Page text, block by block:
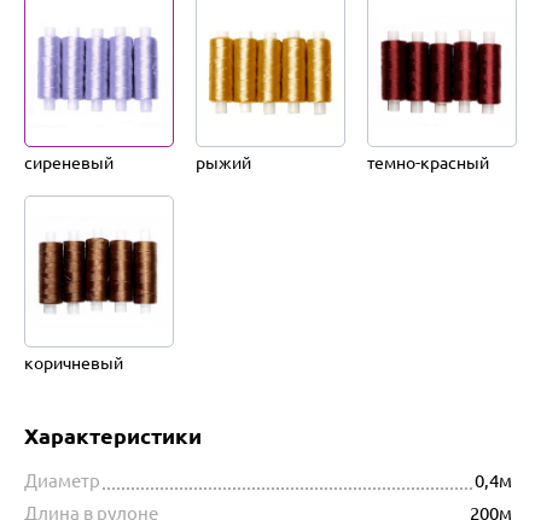
сиреневый рыжий темно-красный
коричневый
Характеристики
Диаметр
0,4м
Длина в рулоне
200м